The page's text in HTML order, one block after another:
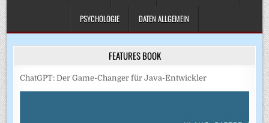
PSYCHOLOGIE DATEN ALLGEMEIN
FEATURES BOOK
ChatGPT: Der Game-Changer für Java-Entwickler